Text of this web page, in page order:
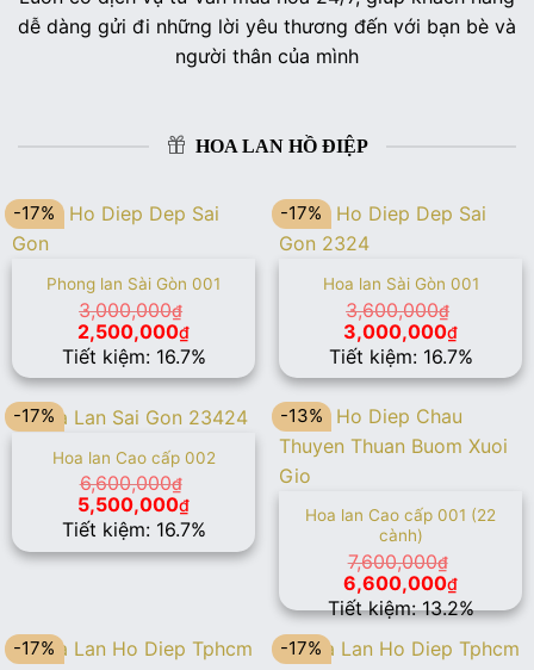
dễ dàng gửi đi những lời yêu thương đến với bạn bè và
người thân của mình
HOA LAN HỒ ĐIỆP
-17%
Phong lan Sài Gòn 001
3,000,000₫
Giá
gốc
là:
3,000,000₫.
2,500,000₫Giá
hiện
tại
là:
2,500,000₫.
Tiết kiệm: 16.7%
-17%
Hoa lan Sài Gòn 001
3,600,000₫
Giá
gốc
là:
3,600,000₫.
3,000,000₫Giá
hiện
tại
là:
Tiết kiệm: 16.7%
-17%
Hoa lan Cao cấp 002
6,600,000₫
Giá
gốc
là:
6,600,000₫.
5,500,000₫Giá
hiện
tại
là:
Tiết kiệm: 16.7%
-13%
Hoa lan Cao cấp 001 (22
cành)
7,600,000₫
Giá
gốc
là:
7,600,000₫.
6,600,000₫Giá
hiện
tại
là:
Tiết kiệm: 13.2%
-17% -17%